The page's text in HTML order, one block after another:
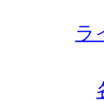
ラ